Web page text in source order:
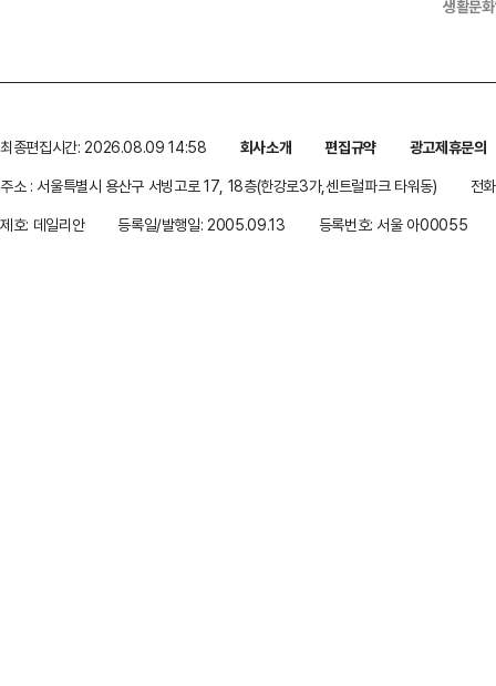
생활문
최종편집시간: 2026.08.09 14:58 회사소개 편집규약
광고제휴문의
주소 : 서울특별시 용산구 서빙고로 17, 18층(한강로3가,센트럴파크 타워동)
전
제호: 데일리안
등록일/발행일: 2005.09.13 등록번호: 서울 아00055